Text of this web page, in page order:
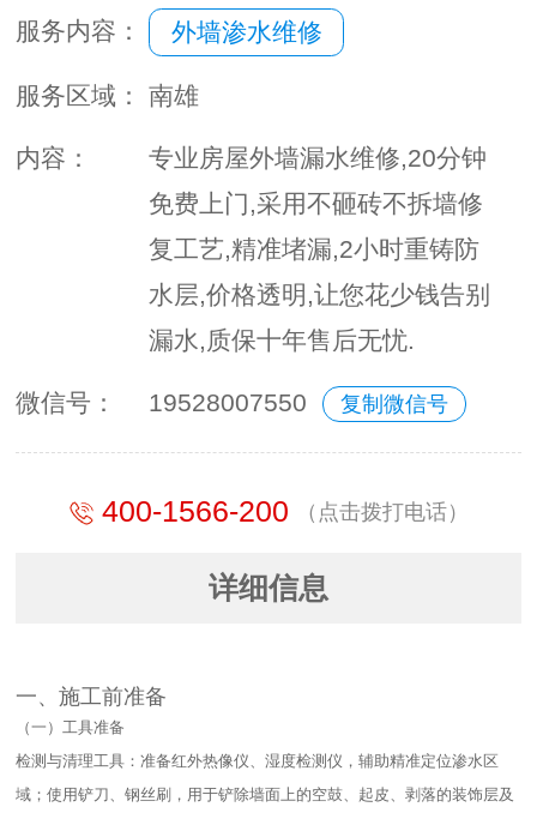
服务内容： 外墙渗水维修
服务区域： 南雄
内容：
专业房屋外墙漏水维修,20分钟
免费上门,采用不砸砖不拆墙修
复工艺,精准堵漏,2小时重铸防
水层,价格透明,让您花少钱告别
漏水,质保十年售后无忧.
微信号： 19528007550 复制微信号
400-1566-200 （点击拨打电话）
详细信息
一、施工前准备​
（一）工具准备​
检测与清理工具：准备红外热像仪、湿度检测仪，辅助精准定位渗水区
域；使用铲刀、钢丝刷，用于铲除墙面上的空鼓、起皮、剥落的装饰层及